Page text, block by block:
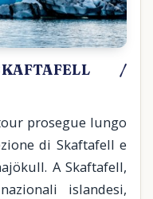
/
prosegue lungo
di Skaftafell e
A Skaftafell,
islandesi,